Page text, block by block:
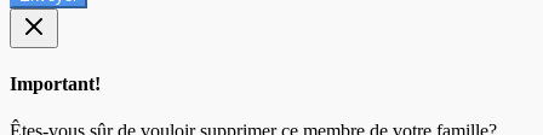
Important!
Êtes-vous sûr de vouloir supprimer ce membre de votre famille?